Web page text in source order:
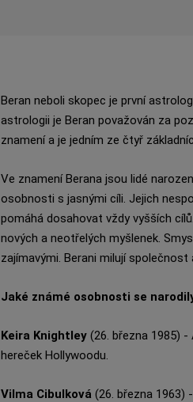
Beran neboli skopec je první
astrologii je Beran považován za
znamení a je jedním ze čtyř
Ve znamení Berana jsou lidé
osobnosti s jasnými cíli. Jejich
pomáhá dosahovat vždy vyšších
nových a neotřelých myšlenek.
zajímavými. Berani milují společnost
Jaké známé osobnosti se
Keira Knightley (26. března 1985) -
hereček Hollywoodu.
Vilma Cibulková (26. března 1963)